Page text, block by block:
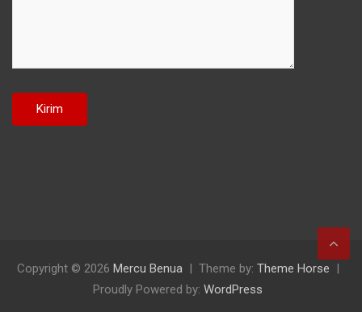
Copyright © 2026 Mercu Benua Theme by: Theme Horse
Proudly Powered by: WordPress